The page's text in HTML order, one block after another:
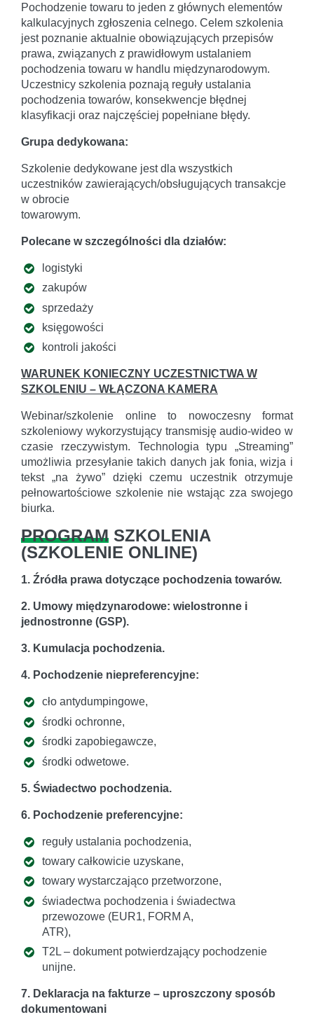
Pochodzenie towaru to jeden z głównych elementów
kalkulacyjnych zgłoszenia celnego. Celem szkolenia
jest poznanie aktualnie obowiązujących przepisów
prawa, związanych z prawidłowym ustalaniem
pochodzenia towaru w handlu międzynarodowym.
Uczestnicy szkolenia poznają reguły ustalania
pochodzenia towarów, konsekwencje błędnej
klasyfikacji oraz najczęściej popełniane błędy.
Grupa dedykowana:
Szkolenie dedykowane jest dla wszystkich
uczestników zawierających/obsługujących transakcje
w obrocie
towarowym.
Polecane w szczególności dla działów:
logistyki
zakupów
sprzedaży
księgowości
kontroli jakości
WARUNEK KONIECZNY UCZESTNICTWA W
SZKOLENIU – WŁĄCZONA KAMERA
Webinar/szkolenie online to nowoczesny format
szkoleniowy wykorzystujący transmisję audio-wideo w
czasie rzeczywistym. Technologia typu „Streaming”
umożliwia przesyłanie takich danych jak fonia, wizja i
tekst „na żywo” dzięki czemu uczestnik otrzymuje
pełnowartościowe szkolenie nie wstając zza swojego
biurka.
PROGRAM SZKOLENIA
(SZKOLENIE ONLINE)
1. Źródła prawa dotyczące pochodzenia towarów.
2. Umowy międzynarodowe: wielostronne i
jednostronne (GSP).
3. Kumulacja pochodzenia.
4. Pochodzenie niepreferencyjne:
cło antydumpingowe,
środki ochronne,
środki zapobiegawcze,
środki odwetowe.
5. Świadectwo pochodzenia.
6. Pochodzenie preferencyjne:
reguły ustalania pochodzenia,
towary całkowicie uzyskane,
towary wystarczająco przetworzone,
świadectwa pochodzenia i świadectwa
przewozowe (EUR1, FORM A,
ATR),
T2L – dokument potwierdzający pochodzenie
unijne.
7. Deklaracja na fakturze – uproszczony sposób
dokumentowani